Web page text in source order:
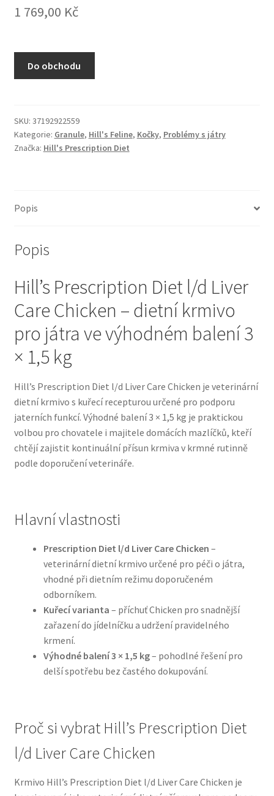
N&D Farmina pro kočky — Italské holistic krmivo
Pamlsky pro kočky
Royal Canin pro kočky
Veterinární dieta pro kočky
Bozita pro psy — Švédské krmivo s nordickou kvalitou
Brit pro psy
Granule pro psy
Natural Trainer pro psy — Italské krmivo s
přírodními složkami
Happy Dog — Německá kvalita a přirozené složení
Hračky pro psy
Konzervy a kapsičky pro psy
N&D Farmina pro psy — Italské holistic krmivo
Oblečky pro psy
Pamlsky pro psy
Pelíšky pro psy
1 769,00 Kč
Do obchodu
SKU: 37192922559
Kategorie: Granule, Hill's Feline, Kočky, Problémy s játry
Značka: Hill's Prescription Diet
Popis
Popis
Hill’s Prescription Diet l/d Liver
Care Chicken – dietní krmivo
pro játra ve výhodném balení 3
× 1,5 kg
Hill’s Prescription Diet l/d Liver Care Chicken je veterinární
dietní krmivo s kuřecí recepturou určené pro podporu
jaterních funkcí. Výhodné balení 3 × 1,5 kg je praktickou
volbou pro chovatele i majitele domácích mazlíčků, kteří
chtějí zajistit kontinuální přísun krmiva v krmné rutinně
podle doporučení veterináře.
Hlavní vlastnosti
Prescription Diet l/d Liver Care Chicken –
veterinární dietní krmivo určené pro péči o játra,
vhodné při dietním režimu doporučeném
odborníkem.
Kuřecí varianta – příchuť Chicken pro snadnější
zařazení do jídelníčku a udržení pravidelného
krmení.
Výhodné balení 3 × 1,5 kg– pohodlné řešení pro
delší spotřebu bez častého dokupování.
Proč si vybrat Hill’s Prescription Diet
l/d Liver Care Chicken
Krmivo Hill’s Prescription Diet l/d Liver Care Chicken je